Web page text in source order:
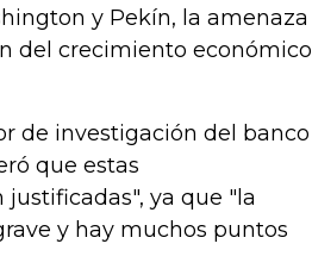
y Pekín, la amenaza
del crecimiento económico
de investigación del banco
que estas
ya que "la
y hay muchos puntos